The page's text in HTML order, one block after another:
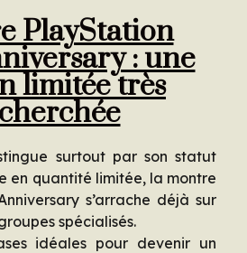
PlayStation
: une
limitée très
surtout par son statut
en quantité limitée, la montre
s’arrache déjà sur
spécialisés.
idéales pour devenir un